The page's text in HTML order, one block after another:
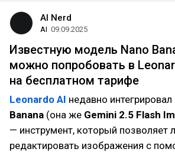
AI Nerd
AI 09.09.2025
Известную модель Nano
можно попробовать в
на бесплатном тарифе
Leonardo AI недавно
Banana (она же Gemini 2.5 Flash
— инструмент, который позволяет
редактировать изображения с